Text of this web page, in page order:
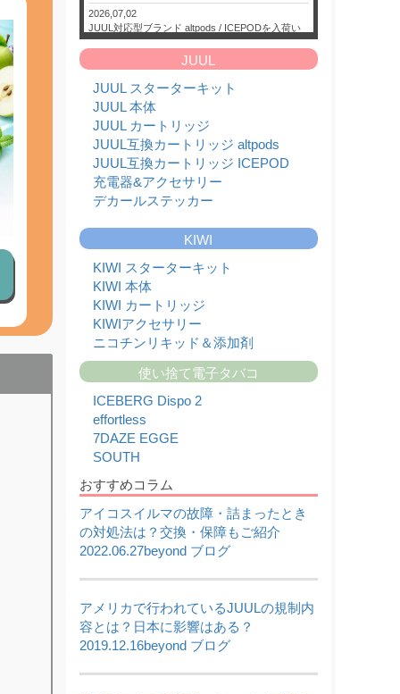
2026,07,02
JUUL対応型ブランド altpods / ICEPODを入荷い
たしました!!
【本日限定】日本代表 決勝トーナメント進出記念
セール！
2026,06,24
JUUL本体と純正カートリッジ入荷のお知らせ
2026,06,20
KIWI本体と純正カートリッジを入荷いたしまし
た!!
2026,06,17
ICEBERG Dispo 2(アイスバーグ ディスポ 2)入荷
2026,06,13
JUUL対応型ブランド altpods / ICEPODを入荷い
たしました!!
2026,06,01
6月 - フレーバーランキング
2026,05,29
【本日限定】ワールドカップ開催記念セール第2
2026,05,27
JUUL本体と純正カートリッジ入荷のお知らせ
【5/22限定】ワールドカップ開催記念セール｜対
2026,05,20
使い捨て電子タバコ7DAZE EGGE(エギー)入荷い
たしました!!
2026,05,16
ICEBERG Dispo 2(アイスバーグ ディスポ 2)入荷
KIWI本体と純正カートリッジを入荷いたしまし
た!!
2026,05,06
たしました!!
JUUL
JUUL スターターキット
JUUL 本体
JUUL カートリッジ
JUUL互換カートリッジ altpods
JUUL互換カートリッジ ICEPOD
充電器&アクセサリー
デカールステッカー
KIWI
KIWI スターターキット
KIWI 本体
KIWI カートリッジ
KIWIアクセサリー
ニコチンリキッド＆添加剤
使い捨て電子タバコ
ICEBERG Dispo 2
effortless
7DAZE EGGE
SOUTH
おすすめコラム
アイコスイルマの故障・詰まったとき
の対処法は？交換・保障もご紹介
2022.06.27beyond ブログ
アメリカで行われているJUULの規制内
容とは？日本に影響はある？
2019.12.16beyond ブログ